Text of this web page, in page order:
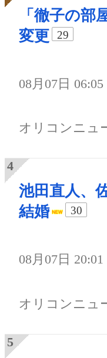
「徹子の部
変更
29
08月07日 06:05
オリコンニュ
池田直人、
結婚
30
08月07日 20:01
オリコンニュ